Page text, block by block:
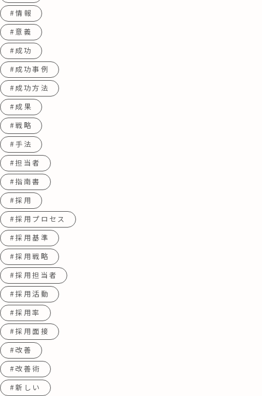
#情報
#意義
#成功
#成功事例
#成功方法
#成果
#戦略
#手法
#担当者
#指南書
#採用
#採用プロセス
#採用基準
#採用戦略
#採用担当者
#採用活動
#採用率
#採用面接
#改善
#改善術
#新しい